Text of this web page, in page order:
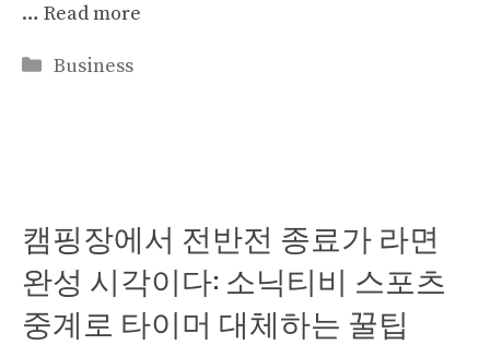
… Read more
Categories
Business
캠핑장에서 전반전 종료가 라면
완성 시각이다: 소닉티비 스포츠
중계로 타이머 대체하는 꿀팁